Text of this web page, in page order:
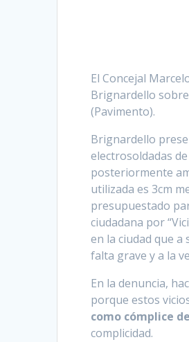
El Concejal
Brignardello
(Pavimento).
Brignardello
electrosoldadas
posteriormente
utilizada es 3cm
presupuestado
ciudadana por
en la ciudad que
falta grave y a la
En la denuncia,
porque estos
como cómplice
complicidad.